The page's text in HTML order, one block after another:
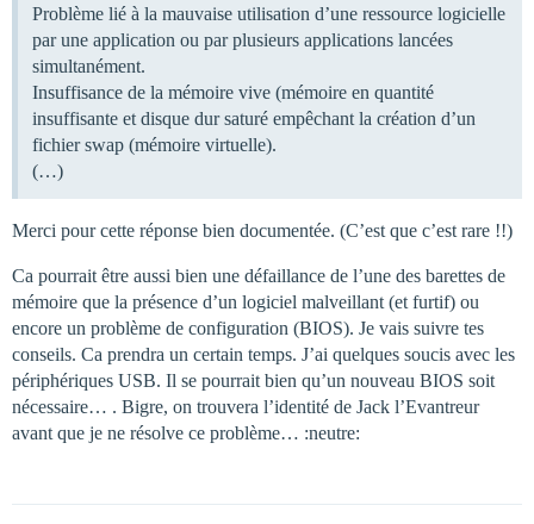
Problème lié à la mauvaise utilisation d’une ressource logicielle
par une application ou par plusieurs applications lancées
simultanément.
Insuffisance de la mémoire vive (mémoire en quantité
insuffisante et disque dur saturé empêchant la création d’un
fichier swap (mémoire virtuelle).
(…)
Merci pour cette réponse bien documentée. (C’est que c’est rare !!)
Ca pourrait être aussi bien une défaillance de l’une des barettes de
mémoire que la présence d’un logiciel malveillant (et furtif) ou
encore un problème de configuration (BIOS). Je vais suivre tes
conseils. Ca prendra un certain temps. J’ai quelques soucis avec les
périphériques USB. Il se pourrait bien qu’un nouveau BIOS soit
nécessaire… . Bigre, on trouvera l’identité de Jack l’Evantreur
avant que je ne résolve ce problème… :neutre: